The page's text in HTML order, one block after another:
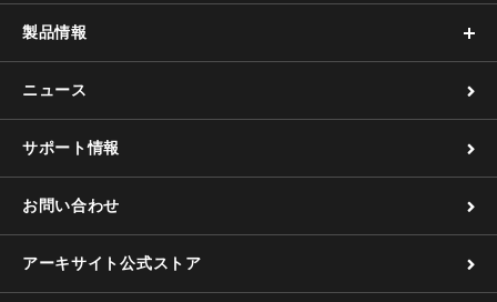
製品情報
ニュース
サポート情報
お問い合わせ
アーキサイト公式ストア